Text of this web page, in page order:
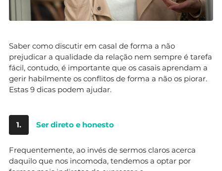
Saber como discutir em casal de forma a não
prejudicar a qualidade da relação nem sempre é tarefa
fácil, contudo, é importante que os casais aprendam a
gerir habilmente os conflitos de forma a não os piorar.
Estas 9 dicas podem ajudar.
1. Ser direto e honesto
Frequentemente, ao invés de sermos claros acerca
daquilo que nos incomoda, tendemos a optar por